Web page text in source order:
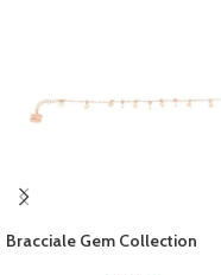
Bracciale Gem Collection